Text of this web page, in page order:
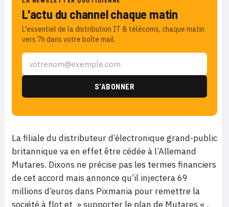
L'actu du channel chaque matin
L'essentiel de la distribution IT & télécoms, chaque matin
vers 7h dans votre boîte mail.
La filiale du distributeur d’électronique grand-public
britannique va en effet être cédée à l’Allemand
Mutares. Dixons ne précise pas les termes financiers
de cet accord mais annonce qu’il injectera 69
millions d’euros dans Pixmania pour remettre la
société à flot et » supporter le plan de Mutares « ,